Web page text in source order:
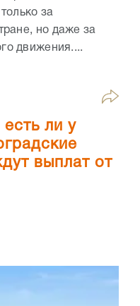
за
но даже за
движения....
ли у
выплат от